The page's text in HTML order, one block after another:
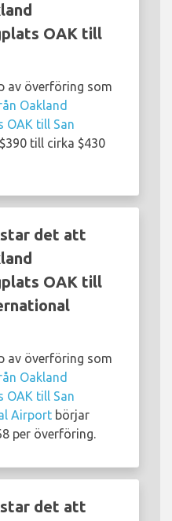
OAK till
av överföring som
Oakland
OAK till San
till cirka $430
det att
OAK till
av överföring som
Oakland
OAK till San
Airport börjar
per överföring.
det att